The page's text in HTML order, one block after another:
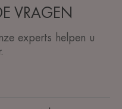
VRAGEN
experts helpen u